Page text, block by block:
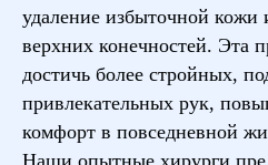
удаление избыточной кожи
верхних конечностей. Эта
достичь более стройных,
привлекательных рук,
комфорт в повседневной
Наши опытные хирурги